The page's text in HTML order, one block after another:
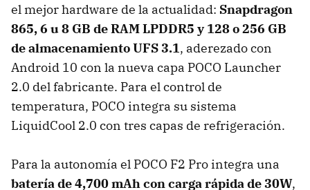
el mejor hardware de la actualidad: Snapdragon
865, 6 u 8 GB de RAM LPDDR5 y 128 o 256 GB
de almacenamiento UFS 3.1, aderezado con
Android 10 con la nueva capa POCO Launcher
2.0 del fabricante. Para el control de
temperatura, POCO integra su sistema
LiquidCool 2.0 con tres capas de refrigeración.
Para la autonomía el POCO F2 Pro integra una
batería de 4,700 mAh con carga rápida de 30W,